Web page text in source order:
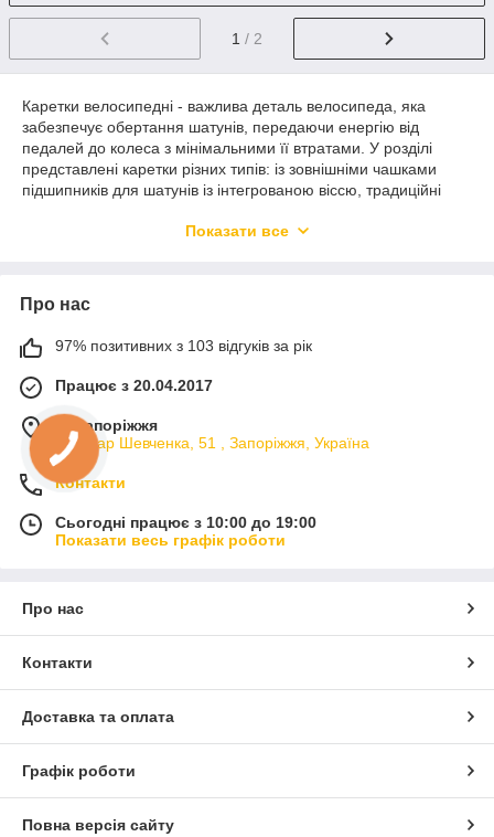
1 / 2
Каретки велосипедні - важлива деталь велосипеда, яка
забезпечує обертання шатунів, передаючи енергію від
педалей до колеса з мінімальними її втратами. У розділі
представлені каретки різних типів: із зовнішніми чашками
підшипників для шатунів із інтегрованою віссю, традиційні
Купити каретку на велосипед та інші велоаксесуари з
допоможуть вам зробити найкращий вибір.
Показати все
Про нас
97% позитивних з 103 відгуків за рік
Працює з 20.04.2017
м. Запоріжжя
Бульвар Шевченка, 51 , Запоріжжя, Україна
Контакти
Сьогодні працює з 10:00 до 19:00
Показати весь графік роботи
Про нас
Контакти
Доставка та оплата
Графік роботи
Повна версія сайту